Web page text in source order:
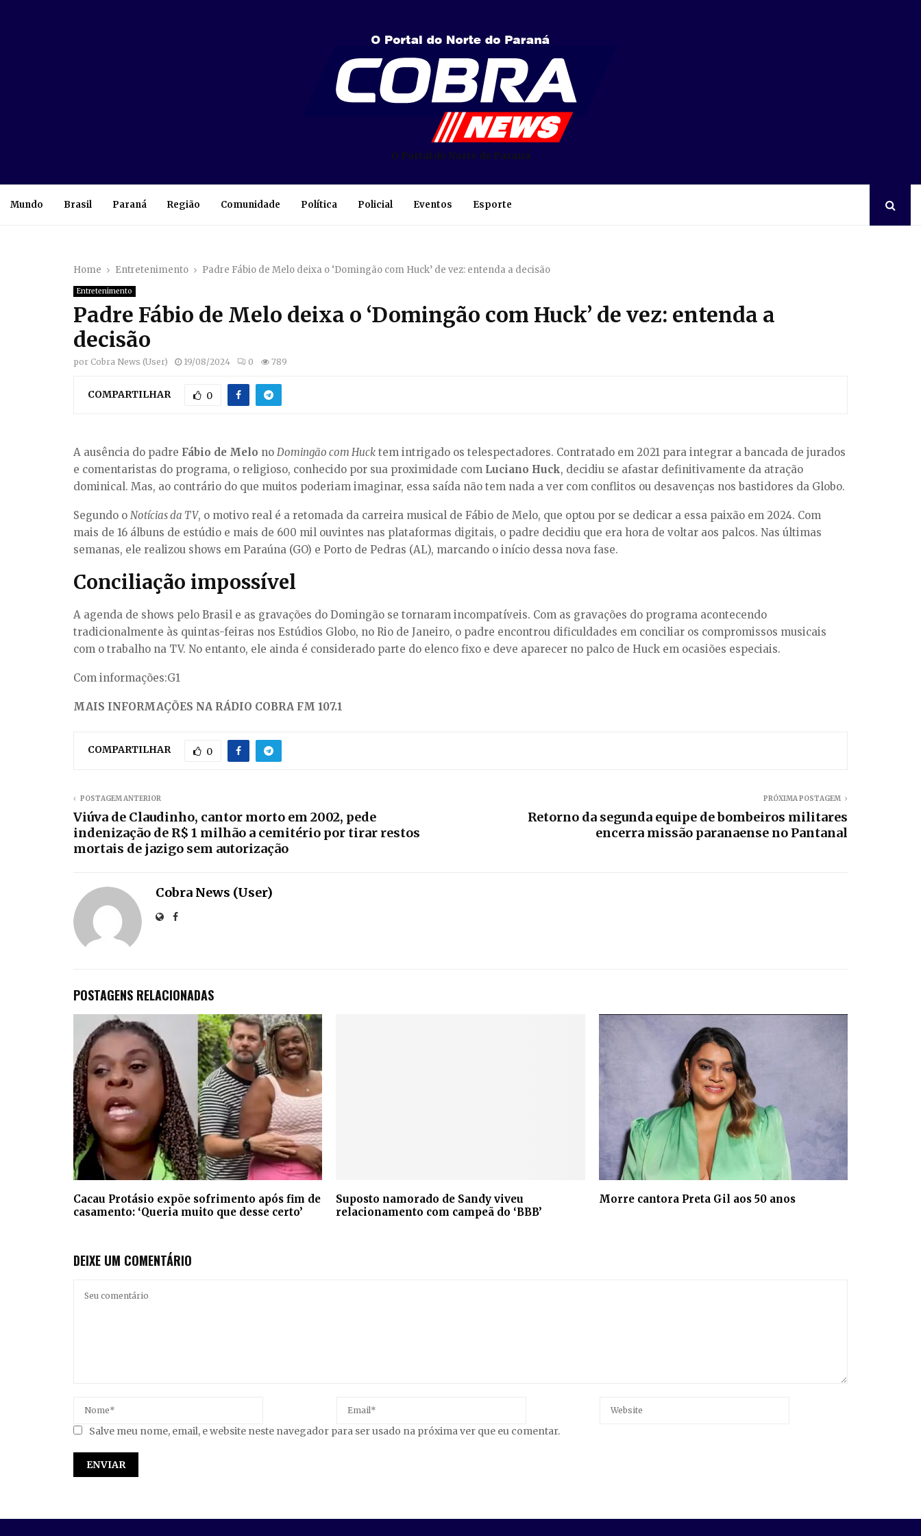
O Portal do Norte do Paraná
Mundo Brasil Paraná Região Comunidade Política Policial Eventos Esporte
Home Entretenimento Padre Fábio de Melo deixa o ‘Domingão com Huck’ de vez: entenda a decisão
Entretenimento
Padre Fábio de Melo deixa o ‘Domingão com Huck’ de vez: entenda a
decisão
por Cobra News (User) 19/08/2024 0 789
COMPARTILHAR 0
A ausência do padre Fábio de Melo no Domingão com Huck tem intrigado os telespectadores. Contratado em 2021 para integrar a bancada de jurados
e comentaristas do programa, o religioso, conhecido por sua proximidade com Luciano Huck, decidiu se afastar definitivamente da atração
dominical. Mas, ao contrário do que muitos poderiam imaginar, essa saída não tem nada a ver com conflitos ou desavenças nos bastidores da Globo.
Segundo o Notícias da TV, o motivo real é a retomada da carreira musical de Fábio de Melo, que optou por se dedicar a essa paixão em 2024. Com
mais de 16 álbuns de estúdio e mais de 600 mil ouvintes nas plataformas digitais, o padre decidiu que era hora de voltar aos palcos. Nas últimas
semanas, ele realizou shows em Paraúna (GO) e Porto de Pedras (AL), marcando o início dessa nova fase.
Conciliação impossível
A agenda de shows pelo Brasil e as gravações do Domingão se tornaram incompatíveis. Com as gravações do programa acontecendo
tradicionalmente às quintas-feiras nos Estúdios Globo, no Rio de Janeiro, o padre encontrou dificuldades em conciliar os compromissos musicais
com o trabalho na TV. No entanto, ele ainda é considerado parte do elenco fixo e deve aparecer no palco de Huck em ocasiões especiais.
Com informações:G1
MAIS INFORMAÇÕES NA RÁDIO COBRA FM 107.1
COMPARTILHAR 0
POSTAGEM ANTERIOR
Viúva de Claudinho, cantor morto em 2002, pede
indenização de R$ 1 milhão a cemitério por tirar restos
mortais de jazigo sem autorização
PRÓXIMA POSTAGEM
Retorno da segunda equipe de bombeiros militares
encerra missão paranaense no Pantanal
Cobra News (User)
POSTAGENS RELACIONADAS
Cacau Protásio expõe sofrimento após fim de
casamento: ‘Queria muito que desse certo’
Suposto namorado de Sandy viveu
relacionamento com campeã do ‘BBB’
Morre cantora Preta Gil aos 50 anos
DEIXE UM COMENTÁRIO
Salve meu nome, email, e website neste navegador para ser usado na próxima ver que eu comentar.